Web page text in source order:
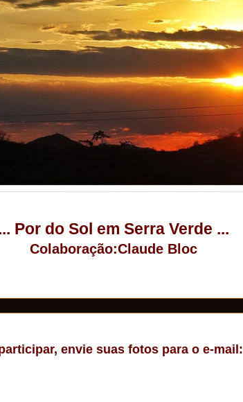
Por do Sol em Serra Verde ...
Colaboração:Claude Bloc
envie suas fotos para o e-mail: